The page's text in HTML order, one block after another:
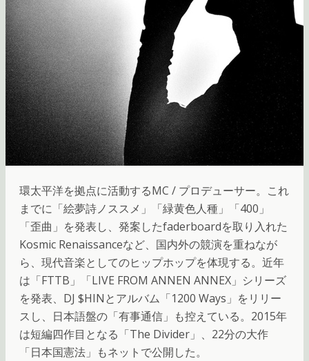
環太平洋を拠点に活動するMC / プロデューサー。これ
までに「絵夢詩ノススメ」「緑黄色人種」「400」
「歪曲」を発表し、発案したfaderboardを取り入れた
Kosmic Renaissanceなど、国内外の競演を重ねなが
ら、現代音楽としてのヒップホップを体現する。近年
は「FTTB」「LIVE FROM ANNEN ANNEX」シリーズ
を発表、DJ $HINとアルバム「1200 Ways」をリリー
スし、日本語盤の「有事通信」も控えている。2015年
は短編四作目となる「The Divider」、22分の大作
「日本国憲法」もネットで公開した。